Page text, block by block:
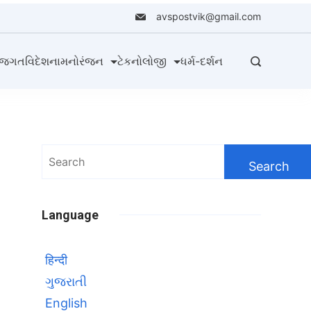
avspostvik@gmail.com
વિદેશનામનોરંજન ટેકનોલોજી ધર્મ-દર્શન
Search
Language
हिन्दी
ગુજરાતી
English